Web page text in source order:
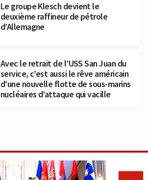
Le groupe Klesch devient le
deuxième raffineur de pétrole
d’Allemagne
Avec le retrait de l’USS San Juan du
service, c’est aussi le rêve américain
d’une nouvelle flotte de sous-marins
nucléaires d’attaque qui vacille